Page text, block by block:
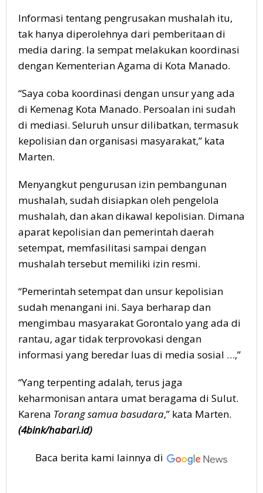
Informasi tentang pengrusakan mushalah itu,
tak hanya diperolehnya dari pemberitaan di
media daring. Ia sempat melakukan koordinasi
dengan Kementerian Agama di Kota Manado.
“Saya coba koordinasi dengan unsur yang ada
di Kemenag Kota Manado. Persoalan ini sudah
di mediasi. Seluruh unsur dilibatkan, termasuk
kepolisian dan organisasi masyarakat,” kata
Marten.
Menyangkut pengurusan izin pembangunan
mushalah, sudah disiapkan oleh pengelola
mushalah, dan akan dikawal kepolisian. Dimana
aparat kepolisian dan pemerintah daerah
setempat, memfasilitasi sampai dengan
mushalah tersebut memiliki izin resmi.
“Pemerintah setempat dan unsur kepolisian
sudah menangani ini. Saya berharap dan
mengimbau masyarakat Gorontalo yang ada di
rantau, agar tidak terprovokasi dengan
informasi yang beredar luas di media sosial …,”
“Yang terpenting adalah, terus jaga
keharmonisan antara umat beragama di Sulut.
Karena Torang samua basudara,” kata Marten.
(4bink/habari.id)
Baca berita kami lainnya di